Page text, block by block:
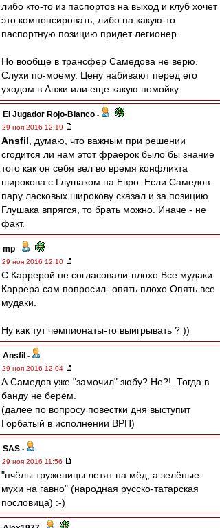
либо кто-то из паспортов на выход и клуб хочет
это компенсировать, либо на какую-то
паспортную позицию придет легионер.
Но вообще в трансфер Самедова не верю.
Слухи по-моему. Цену набивают перед его
уходом в Анжи или еще какую помойку.
El Jugador Rojo-Blanco -
29 ноя 2016 12:19
Ansfil , думаю, что важным при решении
сгодится ли нам этот фраерок было бы знание
того как он себя вел во время конфликта
широкова с Глушаком на Евро. Если Самедов
пару ласковых широкову сказал и за позицию
Глушака впрягся, то брать можно. Иначе - не
факт.
mp -
29 ноя 2016 12:10
С Каррерой не согласовали-плохо.Все мудаки.
Каррера сам попросил- опять плохо.Опять все
мудаки.
Ну как тут чемпионаты-то выигрывать ? ))
Ansfil -
29 ноя 2016 12:04
А Самедов уже "замочил" зюбу? Не?!. Тогда в
банду не берём.
(далее по вопросу повестки дня выступит
Горбатый в исполнении ВРП)
SAS -
29 ноя 2016 11:56
"пчёлы труженицы летят на мёд, а зелёные
мухи на гавно" (народная русско-татарская
пословица) :-)